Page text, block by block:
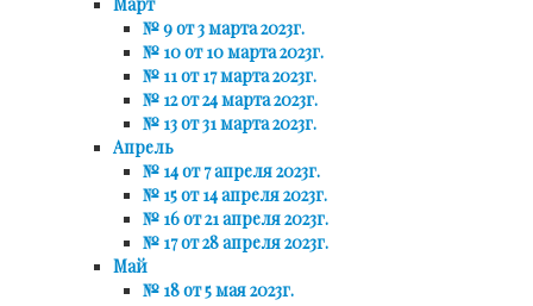
№ 9 от 3 марта 2023г.
№ 10 от 10 марта 2023г.
№ 11 от 17 марта 2023г.
№ 12 от 24 марта 2023г.
№ 13 от 31 марта 2023г.
Апрель
№ 14 от 7 апреля 2023г.
№ 15 от 14 апреля 2023г.
№ 16 от 21 апреля 2023г.
№ 17 от 28 апреля 2023г.
Май
№ 18 от 5 мая 2023г.